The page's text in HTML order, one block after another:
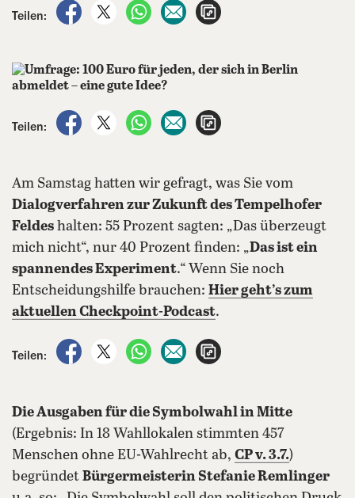
Teilen:
auf Facebook teilen
auf X teilenper WhatsApp teilen
per E-Mail teilen
Teilen:
auf Facebook teilen
auf X teilenper WhatsApp teilen
per E-Mail teilen
Am Samstag hatten wir gefragt, was Sie vom
Dialogverfahren zur Zukunft des Tempelhofer
Feldes halten: 55 Prozent sagten: „Das überzeugt
mich nicht“, nur 40 Prozent finden: „Das ist ein
spannendes Experiment.“ Wenn Sie noch
Entscheidungshilfe brauchen: Hier geht’s zum
aktuellen Checkpoint-Podcast.
Teilen:
auf Facebook teilen
auf X teilenper WhatsApp teilen
per E-Mail teilen
Die Ausgaben für die Symbolwahl in Mitte
(Ergebnis: In 18 Wahllokalen stimmten 457
Menschen ohne EU-Wahlrecht ab, CP v. 3.7.)
begründet Bürgermeisterin Stefanie Remlinger